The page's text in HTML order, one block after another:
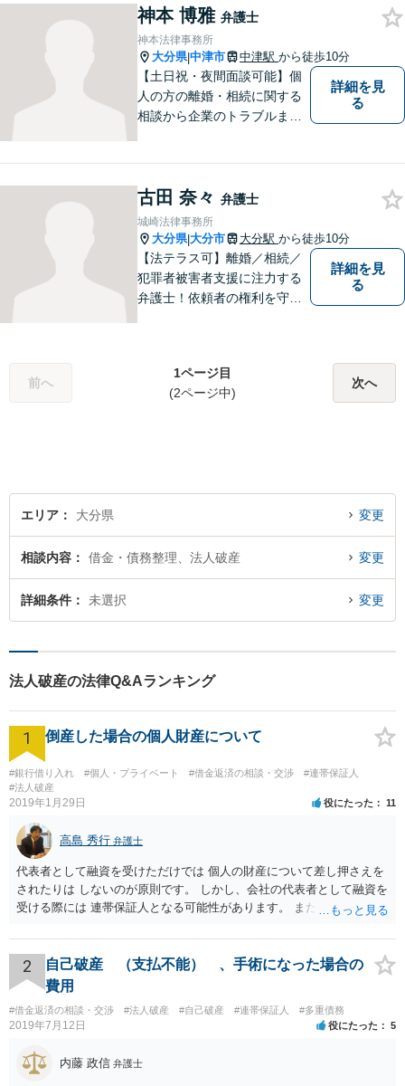
【別府・杵築にも拠点】
神本 博雅 弁護士
神本法律事務所
大分県|中津市 中津駅 から徒歩10分
【土日祝・夜間面談可能】個
人の方の離婚・相続に関する
相談から企業のトラブルまで
詳細を見
る
古田 奈々 弁護士
城崎法律事務所
大分県|大分市 大分駅 から徒歩10分
【法テラス可】離婚／相続／
犯罪者被害者支援に注力する
弁護士！依頼者の権利を守
詳細を見
る
前へ
1ページ目
(2ページ中)
次へ
エリア 大分県 変更
相談内容 借金・債務整理、法人破産 変更
詳細条件 未選択 変更
法人破産の法律Q&Aランキング
1 倒産した場合の個人財産について
#銀行借り入れ #個人・プライベート #借金返済の相談・交渉
#連帯保証人
#法人破産
2019年1月29日 役にたった 11
高島 秀行 弁護士
代表者として融資を受けただけでは 個人の財産について差し押さえを
されたりは しないのが原則です。 しかし、会社の代表者として融資を
受ける際には 連帯保証人となる可能性があります。 また、返済が厳し
があります。 個人の財産について責任を免れたいのであれば 連帯保証
人にもならず、 返済計画が確実であると言える場合のみ 融資を受ける
ことにする他ないと思います。
2
自己破産 （支払不能） 、手術になった場合の
費用
#借金返済の相談・交渉 #法人破産 #自己破産 #連帯保証人 #多重債務
2019年7月12日 役にたった 5
内藤 政信 弁護士